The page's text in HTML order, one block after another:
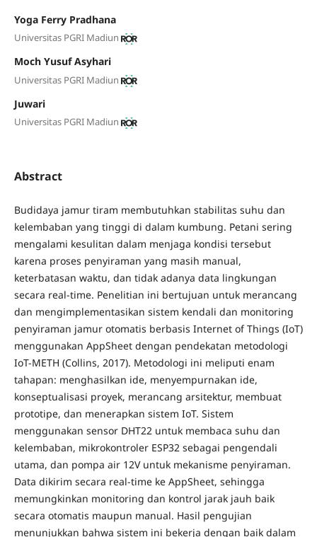
Yoga Ferry Pradhana
Universitas PGRI Madiun
Moch Yusuf Asyhari
Universitas PGRI Madiun
Juwari
Universitas PGRI Madiun
Abstract
Budidaya jamur tiram membutuhkan stabilitas suhu dan
kelembaban yang tinggi di dalam kumbung. Petani sering
mengalami kesulitan dalam menjaga kondisi tersebut
karena proses penyiraman yang masih manual,
keterbatasan waktu, dan tidak adanya data lingkungan
secara real-time. Penelitian ini bertujuan untuk merancang
dan mengimplementasikan sistem kendali dan monitoring
penyiraman jamur otomatis berbasis Internet of Things (IoT)
menggunakan AppSheet dengan pendekatan metodologi
IoT-METH (Collins, 2017). Metodologi ini meliputi enam
tahapan: menghasilkan ide, menyempurnakan ide,
konseptualisasi proyek, merancang arsitektur, membuat
prototipe, dan menerapkan sistem IoT. Sistem
menggunakan sensor DHT22 untuk membaca suhu dan
kelembaban, mikrokontroler ESP32 sebagai pengendali
utama, dan pompa air 12V untuk mekanisme penyiraman.
Data dikirim secara real-time ke AppSheet, sehingga
memungkinkan monitoring dan kontrol jarak jauh baik
secara otomatis maupun manual. Hasil pengujian
menunjukkan bahwa sistem ini bekerja dengan baik dalam